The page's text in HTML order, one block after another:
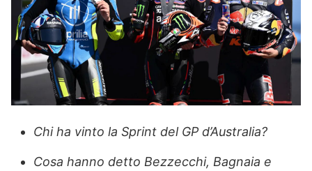
Chi ha vinto la Sprint del GP d’Australia?
Cosa hanno detto Bezzecchi, Bagnaia e